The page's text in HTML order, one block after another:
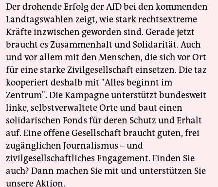
Der drohende Erfolg der AfD bei den kommenden
Landtagswahlen zeigt, wie stark rechtsextreme
Kräfte inzwischen geworden sind. Gerade jetzt
braucht es Zusammenhalt und Solidarität. Auch
und vor allem mit den Menschen, die sich vor Ort
für eine starke Zivilgesellschaft einsetzen. Die taz
kooperiert deshalb mit "Alles beginnt im
Zentrum". Die Kampagne unterstützt bundesweit
linke, selbstverwaltete Orte und baut einen
solidarischen Fonds für deren Schutz und Erhalt
auf. Eine offene Gesellschaft braucht guten, frei
zugänglichen Journalismus – und
zivilgesellschaftliches Engagement. Finden Sie
auch? Dann machen Sie mit und unterstützen Sie
unsere Aktion.